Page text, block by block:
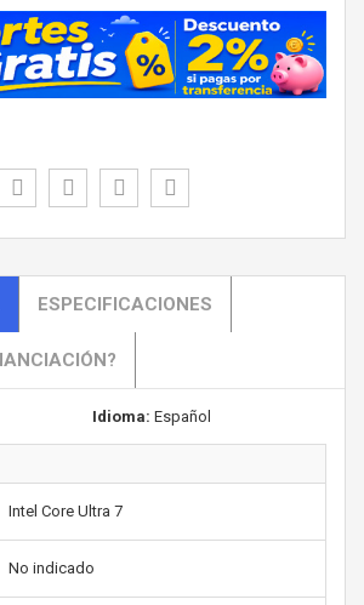
ESPECIFICACIONES
Idioma: Español
Intel Core Ultra 7
No indicado